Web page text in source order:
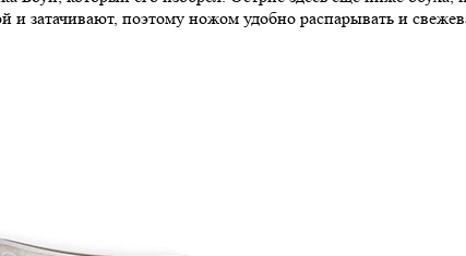
и затачивают, поэтому ножом удобно распарывать и